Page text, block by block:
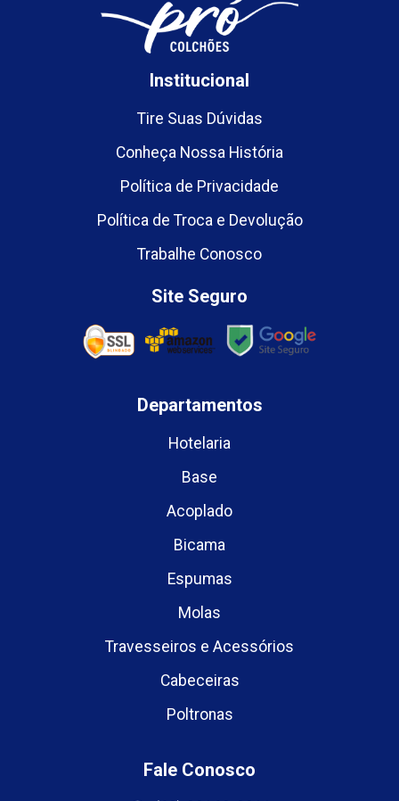
Institucional
Tire Suas Dúvidas
Conheça Nossa História
Política de Privacidade
Política de Troca e Devolução
Trabalhe Conosco
Site Seguro
Departamentos
Hotelaria
Base
Acoplado
Bicama
Espumas
Molas
Travesseiros e Acessórios
Cabeceiras
Poltronas
Fale Conosco